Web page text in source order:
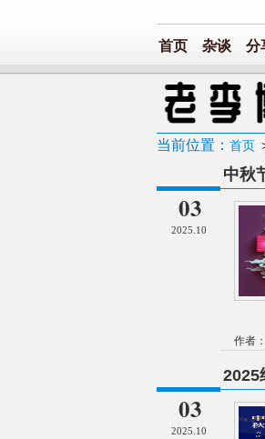
首页 杂谈 分
当前位置： 首页
03
2025.10
中秋
作者
03
2025.10
2025